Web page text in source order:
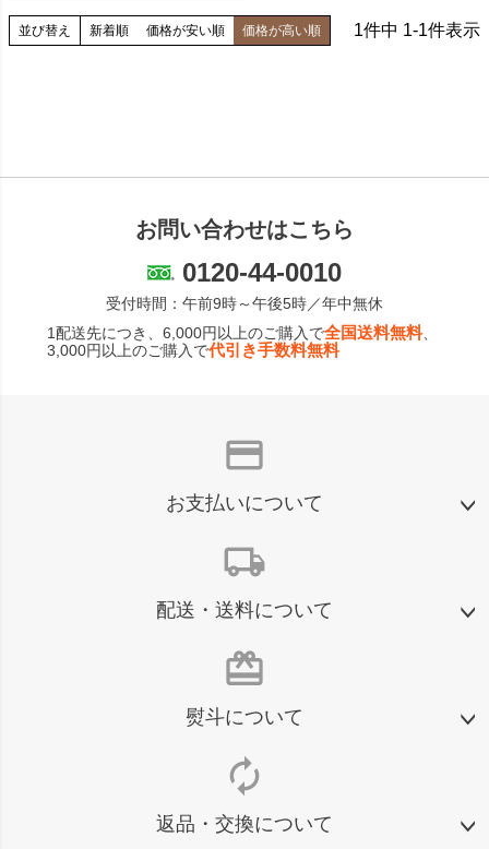
並び替え 新着順 価格が安い順 価格が高い順 1件中 1-1件表示
お問い合わせはこちら
0120-44-0010
受付時間：午前9時～午後5時／年中無休
1配送先につき、6,000円以上のご購入で全国送料無料、
3,000円以上のご購入で代引き手数料無料
credit_card
お支払いについて
local_shipping
配送・送料について
card_giftcard
熨斗について
autorenew
返品・交換について